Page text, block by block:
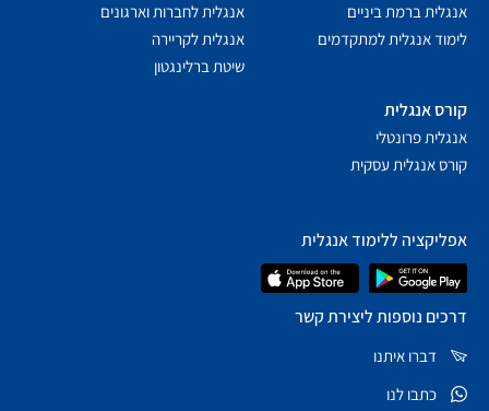
קורס אנגלית
אנגלית פרונטלי
קורס אנגלית עסקית
אנגלית לחברות וארגונים
אנגלית לקריירה
שיטת ברלינגטון
אנגלית ברמת ביניים
לימוד אנגלית למתקדמים
דרכים נוספות ליצירת קשר
דברו איתנו
כתבו לנו
אפליקציה ללימוד אנגלית